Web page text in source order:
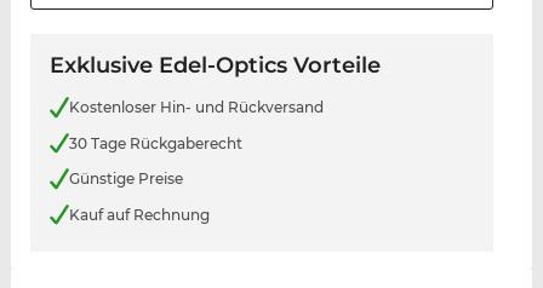
Exklusive Edel-Optics Vorteile
Kostenloser Hin- und Rückversand
30 Tage Rückgaberecht
Günstige Preise
Kauf auf Rechnung